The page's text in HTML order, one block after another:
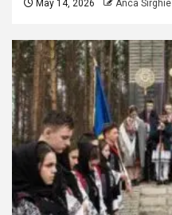
May 14, 2026 Anca Sirghie